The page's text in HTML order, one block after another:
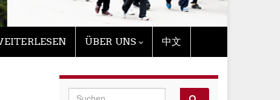
ÜBER UNS 中文
Search for: